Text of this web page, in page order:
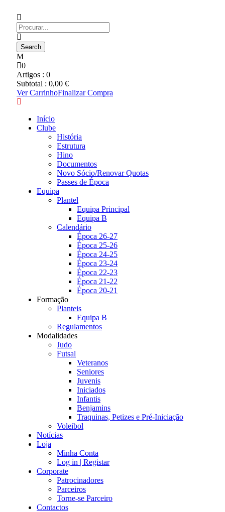
0
Artigos : 0
Subtotal : 0,00 €
Ver CarrinhoFinalizar Compra
Início
Clube
História
Estrutura
Hino
Documentos
Novo Sócio/Renovar Quotas
Passes de Época
Equipa
Plantel
Equipa Principal
Equipa B
Calendário
Época 26-27
Época 25-26
Época 24-25
Época 23-24
Época 22-23
Época 21-22
Época 20-21
Formação
Planteis
Equipa B
Regulamentos
Modalidades
Judo
Futsal
Veteranos
Seniores
Juvenis
Iniciados
Infantis
Benjamins
Traquinas, Petizes e Pré-Iniciação
Voleibol
Notícias
Loja
Minha Conta
Log in | Registar
Corporate
Patrocinadores
Parceiros
Torne-se Parceiro
Contactos